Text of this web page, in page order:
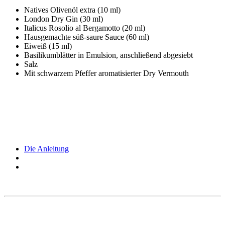
Natives Olivenöl extra (10 ml)
London Dry Gin (30 ml)
Italicus Rosolio al Bergamotto (20 ml)
Hausgemachte süß-saure Sauce (60 ml)
Eiweiß (15 ml)
Basilikumblätter in Emulsion, anschließend abgesiebt
Salz
Mit schwarzem Pfeffer aromatisierter Dry Vermouth
Die Anleitung